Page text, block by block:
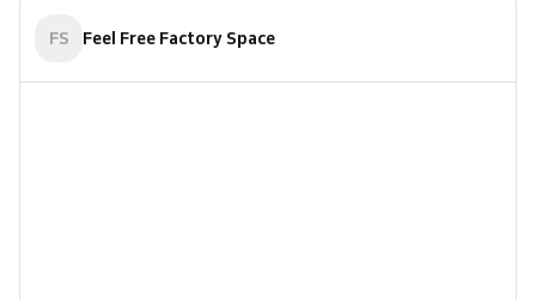
FS Feel Free Factory Space